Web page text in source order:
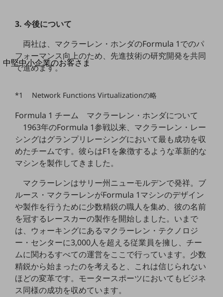
開催・出展する各種セミナー、イベント情報をご紹介します
別ウィンドウで開きます
中堅中小企業のお客さま
NTTドコモビジネスウォッチ
解決するヒントをお届けする記事サイト
新着記事
お役立ち資料ダウンロード
トレンド記事特集
IT用語集
中堅中小企業向け
課題やニーズに合ったサービスをご紹介し、
中堅中小企業のビジネスをサポート！
お悩みから見つける
お悩みから見つけるTOP
ネットワーク
モバイル・音声
バックオフィス
リモート・ハイブリッドワーク
3. 今後について
両社は、マクラーレン・ホンダのFormula 1でのパ
フォーマンス向上のため、先進技術の研究開発を共同
で進めます。
*1 Network Functions Virtualizationの略
Formula 1 チーム マクラーレン・ホンダについて
1963年のFormula 1参戦以来、マクラーレン・レー
シングはグランプリレーシングにおいて最も成功を収
めたチームです。彼らはF1を象徴するような革新的な
マシンを製作してきました。
マクラーレンはサリー州ニューモルデンで発祥。ブ
ルース・マクラーレンがFormula 1マシンのデザイン
や製作を行うために少数精鋭の職人を集め、彼の名前
を冠するレースカーの製作を開始しました。いまで
は、ウォーキングにあるマクラーレン・テクノロジ
ー・センターに3,000人を超える従業員を擁し、チー
ムに関わるすべての運営をここで行っています。少数
精鋭から始まったのを考えると、これは信じられない
ほどの変革です。モータースポーツにおいてもビジネ
ス同様の成功を収めています。